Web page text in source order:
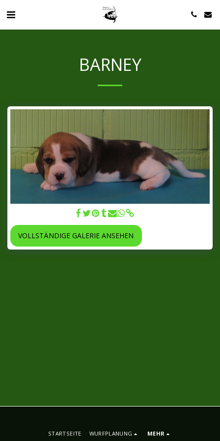
BARNEY
VOLLSTÄNDIGE GALERIE ANSEHEN
STARTSEITE WURFPLANUNG MEHR